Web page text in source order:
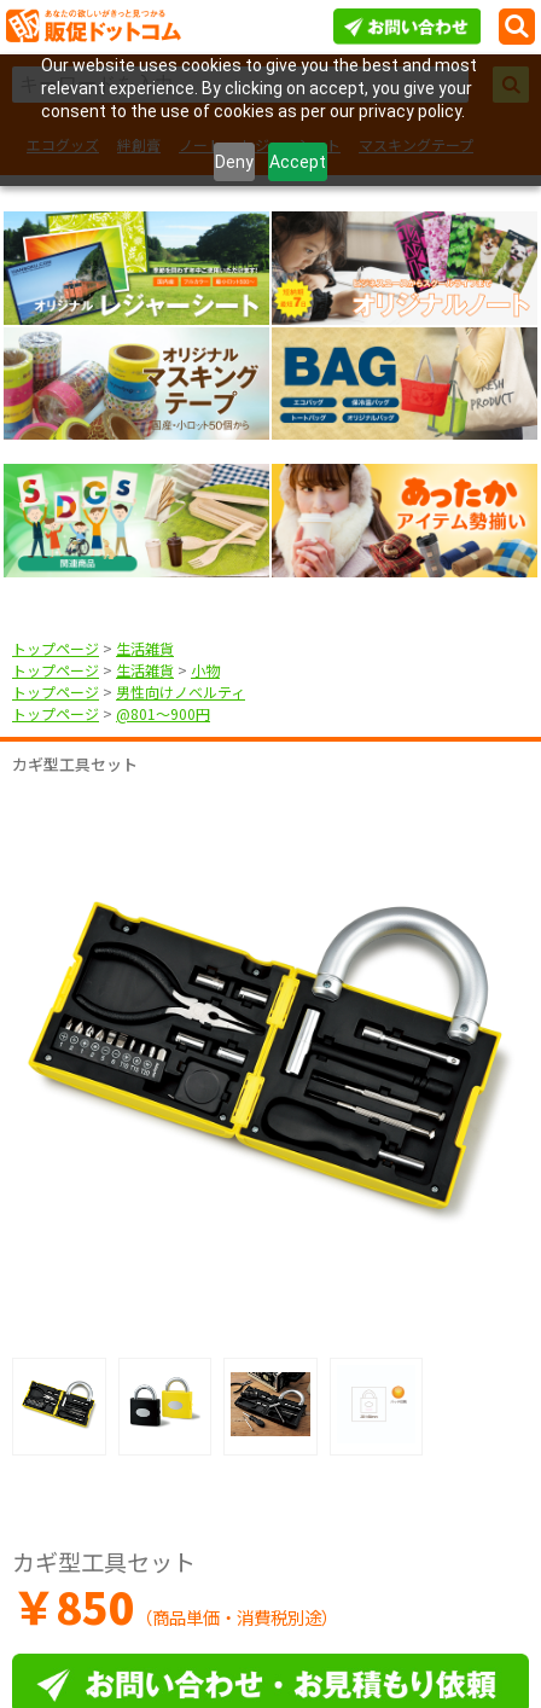
Our website uses cookies to give you the best and most
relevant experience. By clicking on accept, you give your
consent to the use of cookies as per our privacy policy.
Deny Accept
エコグッズ 絆創膏 ノート レジャーシート
マスキングテープ
フェイスシール
トップページ > 生活雑貨
トップページ > 生活雑貨 > 小物
トップページ > 男性向けノベルティ
トップページ > @801〜900円
カギ型工具セット
カギ型工具セット
￥850 （商品単価・消費税別途）